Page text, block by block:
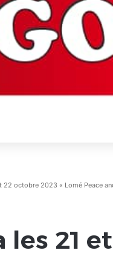
22 octobre 2023 « Lomé Peace
les 21